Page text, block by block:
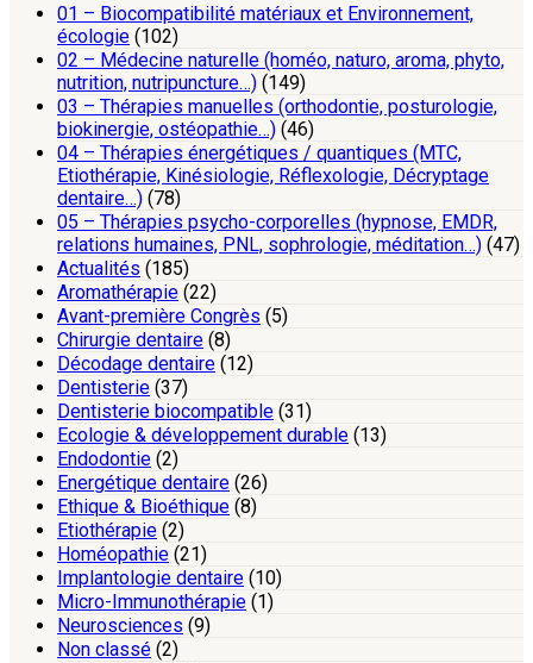
01 – Biocompatibilité matériaux et Environnement,
écologie (102)
02 – Médecine naturelle (homéo, naturo, aroma, phyto,
nutrition, nutripuncture…) (149)
03 – Thérapies manuelles (orthodontie, posturologie,
biokinergie, ostéopathie…) (46)
04 – Thérapies énergétiques / quantiques (MTC,
Etiothérapie, Kinésiologie, Réflexologie, Décryptage
dentaire…) (78)
05 – Thérapies psycho-corporelles (hypnose, EMDR,
relations humaines, PNL, sophrologie, méditation…) (47)
Actualités (185)
Aromathérapie (22)
Avant-première Congrès (5)
Chirurgie dentaire (8)
Décodage dentaire (12)
Dentisterie (37)
Dentisterie biocompatible (31)
Ecologie & développement durable (13)
Endodontie (2)
Energétique dentaire (26)
Ethique & Bioéthique (8)
Etiothérapie (2)
Homéopathie (21)
Implantologie dentaire (10)
Micro-Immunothérapie (1)
Neurosciences (9)
Non classé (2)